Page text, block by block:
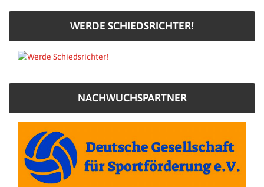
WERDE SCHIEDSRICHTER!
NACHWUCHSPARTNER